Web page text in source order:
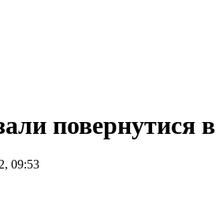
повернутися
09:53